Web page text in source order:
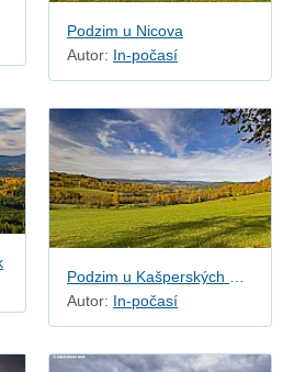
Podzim u Nicova
Autor: In-počasí
Podzim u Kašperských Hor
Autor: In-počasí